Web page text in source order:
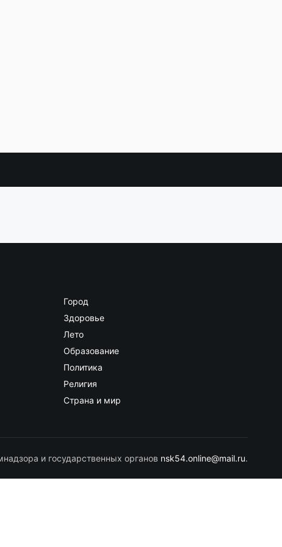
Город
Здоровье
Лето
Образование
Политика
Религия
Страна и мир
и государственных органов nsk54.online@mail.ru.